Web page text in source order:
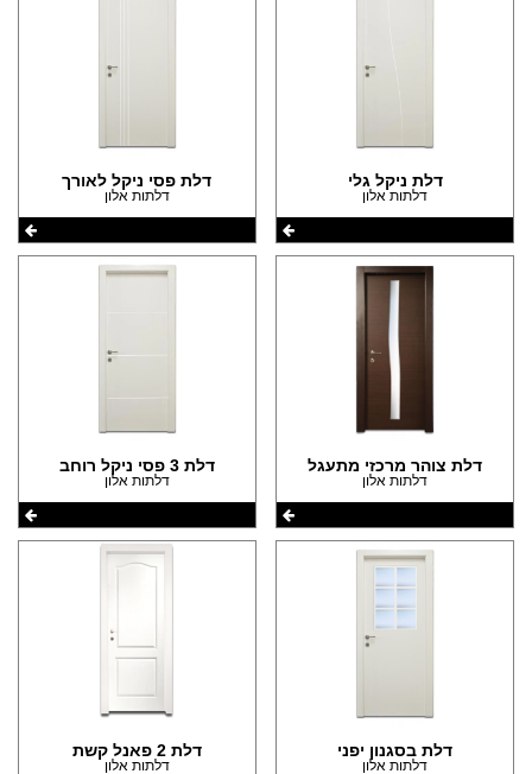
דלת ניקל גלי
דלתות אלון
דלת פסי ניקל לאורך
דלתות אלון
דלת צוהר מרכזי מתעגל
דלתות אלון
דלת 3 פסי ניקל רוחב
דלתות אלון
דלת בסגנון יפני
דלתות אלון
דלת 2 פאנל קשת
דלתות אלון